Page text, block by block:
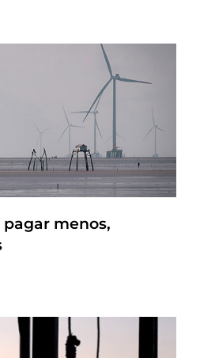
menos,